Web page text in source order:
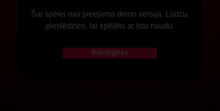
Šai spēlei nav pieejama demo versija. Lūdzu,
pieslēdzies, lai spēlētu ar īstu naudu.
Pieslēgties